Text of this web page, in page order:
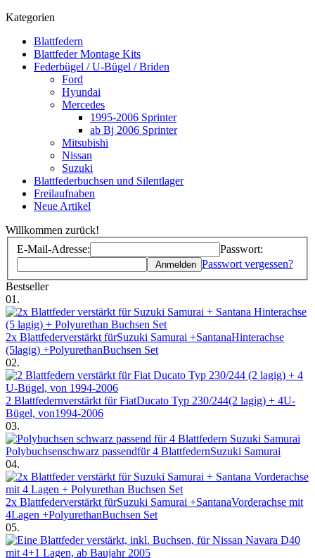
Kategorien
Blattfedern
Blattfeder Montage Kits
Federbügel / U-Bügel / Briden
Ford
Hyundai
Mercedes
1995-2006 Sprinter
ab Bj 2006 Sprinter
Mitsubishi
Nissan
Suzuki
Blattfederbuchsen und Silentlager
Freilaufnaben
Neue Artikel
Willkommen zurück!
E-Mail-Adresse:
Passwort:
Anmelden Passwort vergessen?
Bestseller
01.
2x Blattfederverstärkt fürSuzuki Samurai +SantanaHinterachse
(5lagig) +PolyurethanBuchsen Set
02.
2 Blattfedernverstärkt für FiatDucato Typ 230/244(2 lagig) + 4U-
Bügel, von1994-2006
03.
Polybuchsenschwarz passendfür 4 BlattfedernSuzuki Samurai
04.
2x Blattfederverstärkt fürSuzuki Samurai +SantanaVorderachse mit
4Lagen +PolyurethanBuchsen Set
05.